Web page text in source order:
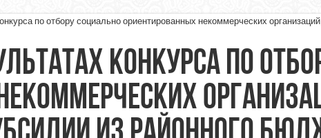
по отбору социально ориентированных некоммерческих
конкурса по